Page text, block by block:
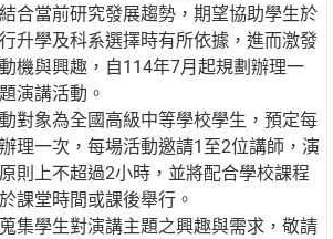
合當前研究發展趨勢，期望協助學生於
升學及科系選擇時有所依據，進而激發
機與興趣，自114年7月起規劃辦理一
演講活動。
對象為全國高級中等學校學生，預定每
理一次，每場活動邀請1至2位講師，演
則上不超過2小時，並將配合學校課程
課堂時間或課後舉行。
集學生對演講主題之興趣與需求，敬請